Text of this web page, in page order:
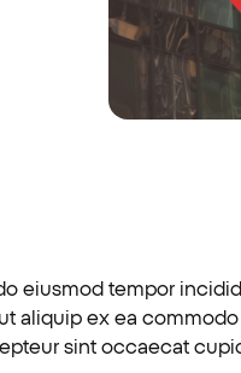
eiusmod tempor
aliquip ex ea
sint occaecat